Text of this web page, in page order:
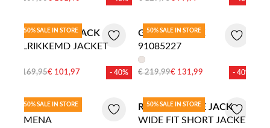
50% SALE IN STORE
MODSTROM JACK
ULRIKKEMD JACKET
€ 169,95€ 101,97 - 40%
50% SALE IN STORE
GIL BRET JACK
91085227
€ 219,99€ 131,99 - 40%
50% SALE IN STORE
RESET JACK
XIMENA
50% SALE IN STORE
RINO EN PELLE JACK
WIDE FIT SHORT JACKET